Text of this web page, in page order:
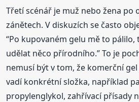
Třetí scénář je muž nebo žena po
zánětech. V diskuzích se často
“Po kupovaném gelu mě to pálilo,
udělat něco přírodního.” To je
nemusí být v tom, že komerční gel
vadí konkrétní složka, například
propylenglykol, zahřívací přísady